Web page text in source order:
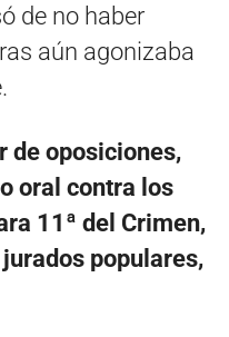
de no haber
aún agonizaba
de oposiciones,
oral contra los
11ª del Crimen,
populares,